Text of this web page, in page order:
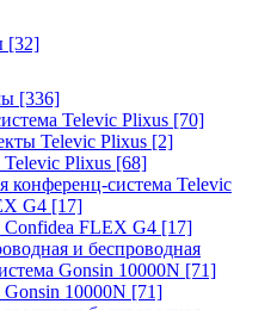
[32]
[336]
Televic Plixus [70]
Televic Plixus [2]
Televic Plixus [68]
конференц-система Televic
G4 [17]
Confidea FLEX G4 [17]
и беспроводная
Gonsin 10000N [71]
Gonsin 10000N [71]